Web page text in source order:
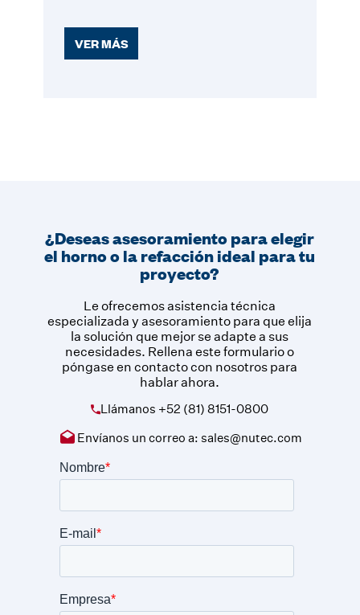
VER MÁS
¿Deseas asesoramiento para elegir
el horno o la refacción ideal para tu
proyecto?
Le ofrecemos asistencia técnica
especializada y asesoramiento para que elija
la solución que mejor se adapte a sus
necesidades. Rellena este formulario o
póngase en contacto con nosotros para
hablar ahora.
Llámanos +52 (81) 8151-0800
Envíanos un correo a: sales@nutec.com